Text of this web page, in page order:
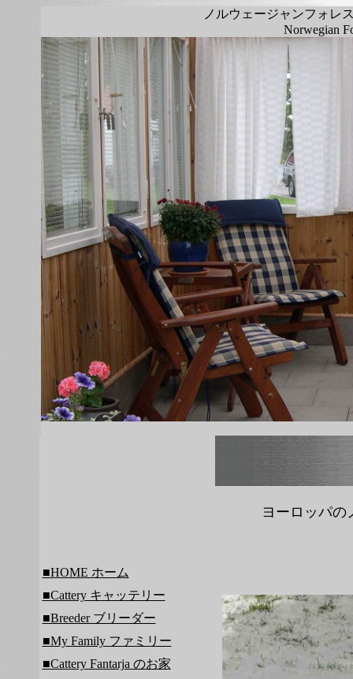
ノルウェージャンフォレ
Norwegian
■HOME ホーム
■Cattery キャッテリー
■Breeder ブリーダー
■My Family ファミリー
■Cattery Fantarja のお家
ヨーロッパの